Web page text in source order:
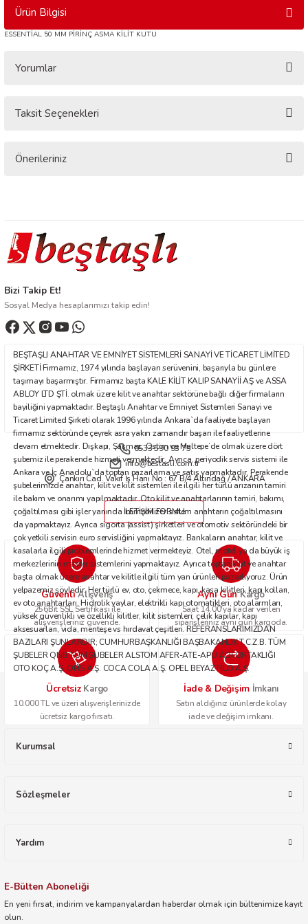
Ürün Bilgisi
ESSENTİAL 50 MM PİRİNÇ ASMA KİLİT KUTU
Yorumlar
Bu ürüne ilk yorumu siz yapın!
Taksit Seçenekleri
Önerileriniz
Ürün resmi kalitesiz, bozuk veya görüntülenemiyor.
Ürün bilgilerinde hatalar bulunuyor.
Bu ürüne benzer farklı alternatifler olmalı.
Gönder
Bizi Takip Et!
Sosyal Medya hesaplarımızı takip edin!
BEŞTAŞLI ANAHTAR VE EMNİYET SİSTEMLERİ SANAYİ VE TİCARET LİMİTED
ŞİRKETİ Firmamız, 1974 yılında başlayan serüvenini, başarıyla bu günlere
taşımayı başarmıştır. Firmamız başta KALE KİLİT KALIP SANAYİİ AŞ ve ASSA
ABLOY LTD ŞTİ. olmak üzere kilit ve anahtar sektörüne bağlı diğer firmaların
bayiliğini yapmaktadır. Beştaşlı Anahtar ve Emniyet Sistemleri Sanayi ve
Ticaret Limited Şirketi olarak 1996 yılında Ankara`da faaliyete başlayan
firmamız sektöründe çeyrek asra yakın zamandır başarı ile faaliyetlerine
devam etmektedir. Dışkapı, Şaşmaz, Ostim ve Maltepe’de olmak üzere dört
şubemiz ile perakende hizmeti vermektedir. Ayrıca, periyodik servis sistemi ile
Ankara ve İç Anadolu`da toptan pazarlama ve satış yapmaktadır. Perakende
şubelerimizde anahtar, kilit ve kilit sistemleri ile ilgili her türlü arızanın tamiri
ile bakım ve onarımı yapılmaktadır. Oto kilit ve anahtarlarının tamiri, bakımı,
çoğaltılması gibi işler yanında immobilizer sistem anahtarın çoğaltılmasını
da yapmaktayız. Ayrıca sigorta (assist) şirketleri ve otomotiv sektöründeki bir
çok yetkili servisin euro servisliğini yapmaktayız. Bankaların anahtar, kilit ve
kasalarla ilgili problemlerinde hizmet vermekteyiz. Otel, motel ya da büyük iş
merkezlerinin master sistemlerini yapmaktayız. Ayrıca toptan kilit ve anahtar
başta olmak üzere anahtar ve kilitle ilgili tüm yan ürünleri pazarlıyoruz. Ürün
yelpazemiz şöyledir: Her türlü ev, oto, çekmece, kapı, kasa kilitleri, kapı kolları,
ev oto anahtarları. Hidrolik yaylar, elektrikli kapı otomatikleri, oto alarmları,
yüksek güvenlikli ve özellikli kilitler, kilit sistemleri; çelik kapılar, kapı
aksesuarları, vida, menteşe vs hırdavat çeşitleri. REFERANSLARIMIZDAN
BAZILARI ŞUNLARDIR; CUMHURBAŞKANLIĞI BAŞBAKANLIK T.C.Z.B. TÜM
ŞUBELER QNB TÜM ŞUBELER ALSTOM AFER-ATE-APU ADİ ORTAKLIĞI
OTO KOÇ A.Ş. OPİS A.Ş. COCA COLA A.Ş. OPEL BEYAZ FİLO A.Ş.
0533 590 93 75
info@bestasli.com.tr
Çankırı Cad. Vakıf İş Hanı No : 67 B/4 Altındağ / ANKARA
İLETİŞİM FORMU
GüvenliAlışveriş
256Bit SSL Sertifikası ile
alışverişleriniz güvende.
Aynı GünKargo
Saat 14.00'ya kadar verilen
siparişleriniz aynı gün kargoda.
Ücretsiz Kargo
10.000 TL ve üzeri alışverişlerinizde
ücretsiz kargo fırsatı.
İade & Değişim İmkanı
Satın aldığınız ürünlerde kolay
iade ve değişim imkanı.
Kurumsal
Sözleşmeler
Yardım
E-Bülten Aboneliği
En yeni fırsat, indirim ve kampanyalardan haberdar olmak için bültenimize kayıt
olun.